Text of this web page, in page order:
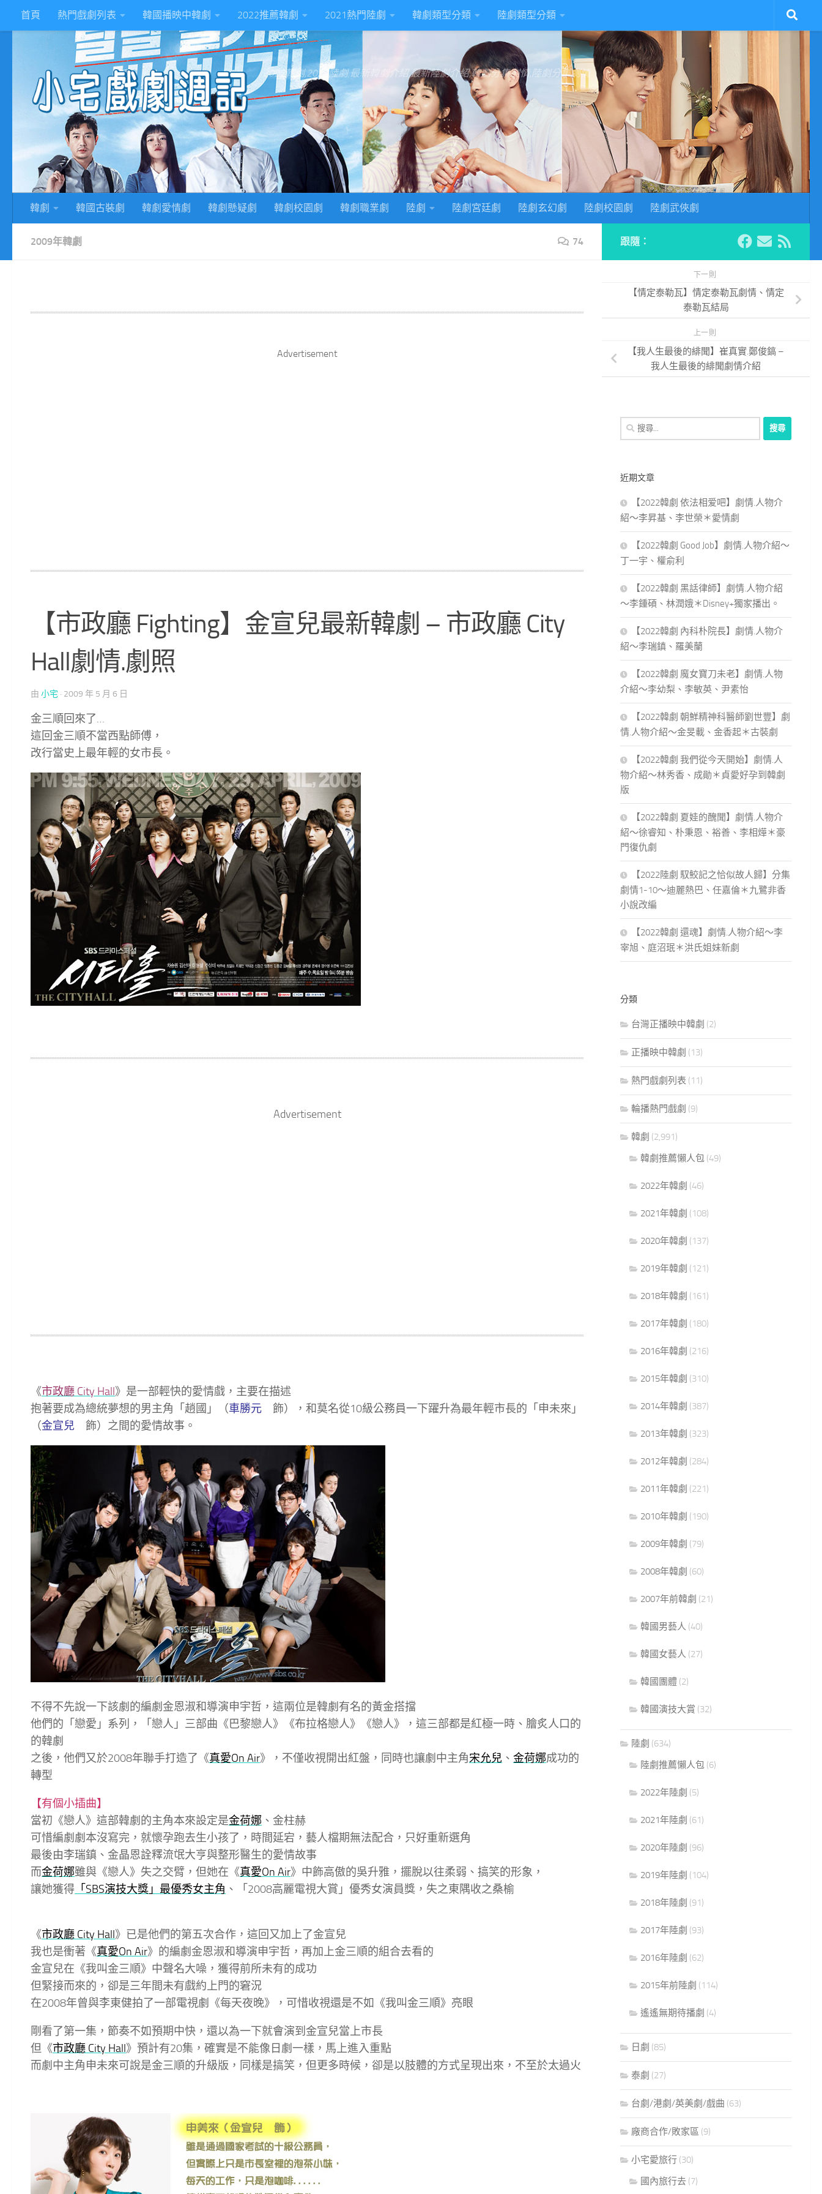
Skip to content
首頁 熱門戲劇列表 韓國播映中韓劇 2022推薦韓劇 2021熱門陸劇 韓劇類型分類 陸劇類型分類
2022韓劇,2022陸劇,最新韓劇介紹,最新陸劇介紹,韓劇分集劇情,陸劇分集劇情
韓劇 韓國古裝劇 韓劇愛情劇 韓劇懸疑劇 韓劇校園劇 韓劇職業劇 陸劇 陸劇宮廷劇 陸劇玄幻劇 陸劇校園劇 陸劇武俠劇
2009年韓劇 74
Advertisement
【市政廳 Fighting】金宣兒最新韓劇 – 市政廳 City
Hall劇情.劇照
由 小宅 · 2009 年 5 月 6 日
金三順回來了…
這回金三順不當西點師傅，
改行當史上最年輕的女市長。
Advertisement
《市政廳 City Hall》是一部輕快的愛情戲，主要在描述
抱著要成為總統夢想的男主角「趙國」（車勝元 飾），和莫名從10級公務員一下躍升為最年輕市長的「申未來」
（金宣兒 飾）之間的愛情故事。
不得不先說一下該劇的編劇金恩淑和導演申宇哲，這兩位是韓劇有名的黃金搭擋
他們的「戀愛」系列，「戀人」三部曲《巴黎戀人》《布拉格戀人》《戀人》，這三部都是紅極一時、膾炙人口的
的韓劇
之後，他們又於2008年聯手打造了《真愛On Air》，不僅收視開出紅盤，同時也讓劇中主角宋允兒 、 金荷娜成功的
轉型
【有個小插曲】
當初《戀人》這部韓劇的主角本來設定是金荷娜 、金柱赫
可惜編劇劇本沒寫完，就懷孕跑去生小孩了，時間延宕，藝人檔期無法配合，只好重新選角
最後由李瑞鎮、金晶恩詮釋流氓大亨與整形醫生的愛情故事
而金荷娜雖與《戀人》失之交臂，但她在《真愛On Air》中飾高傲的吳升雅，擺脫以往柔弱、搞笑的形象，
讓她獲得 「SBS演技大獎」最優秀女主角 、「2008高麗電視大賞」優秀女演員獎，失之東隅收之桑榆
《市政廳 City Hall》已是他們的第五次合作，這回又加上了金宣兒
我也是衝著《真愛On Air》的編劇金恩淑和導演申宇哲，再加上金三順的組合去看的
金宣兒在《我叫金三順》中聲名大噪，獲得前所未有的成功
但緊接而來的，卻是三年間未有戲約上門的窘況
在2008年曾與李東健拍了一部電視劇《每天夜晚》，可惜收視還是不如《我叫金三順》亮眼
剛看了第一集，節奏不如預期中快，還以為一下就會演到金宣兒當上市長
但《市政廳 City Hall》預計有20集，確實是不能像日劇一樣，馬上進入重點
而劇中主角申未來可說是金三順的升級版，同樣是搞笑，但更多時候，卻是以肢體的方式呈現出來，不至於太過火
跟隨：
下一則
【情定泰勒瓦】情定泰勒瓦劇情、情定
泰勒瓦結局
上一則
【我人生最後的緋聞】崔真實.鄭俊鎬 –
我人生最後的緋聞劇情介紹
搜
尋
字:
近期文章
【2022韓劇 依法相爱吧】劇情.人物介
紹～李昇基、李世榮＊愛情劇
【2022韓劇 Good Job】劇情.人物介紹～
丁一宇、權俞利
【2022韓劇 黑話律師】劇情.人物介紹
～李鍾碩、林潤娥＊Disney+獨家播出。
【2022韓劇 內科朴院長】劇情.人物介
紹～李瑞鎮、羅美蘭
【2022韓劇 魔女寶刀未老】劇情.人物
介紹～李幼梨、李敏英、尹素怡
【2022韓劇 朝鮮精神科醫師劉世豐】劇
情.人物介紹～金旻載、金香起＊古裝劇
【2022韓劇 我們從今天開始】劇情.人
物介紹～林秀香、成勛＊貞愛好孕到韓劇
版
【2022韓劇 夏娃的醜聞】劇情.人物介
紹～徐睿知、朴秉恩、裕善、李相燁＊豪
門復仇劇
【2022陸劇 馭鮫記之恰似故人歸】分集
劇情1-10～迪麗熱巴、任嘉倫＊九鷺非香
小說改編
【2022韓劇 還魂】劇情.人物介紹～李
宰旭、庭沼珉＊洪氏姐妹新劇
分類
台灣正播映中韓劇 (2)
正播映中韓劇 (13)
熱門戲劇列表 (11)
輪播熱門戲劇 (9)
韓劇 (2,991)
韓劇推薦懶人包 (49)
2022年韓劇 (46)
2021年韓劇 (108)
2020年韓劇 (137)
2019年韓劇 (121)
2018年韓劇 (161)
2017年韓劇 (180)
2016年韓劇 (216)
2015年韓劇 (310)
2014年韓劇 (387)
2013年韓劇 (323)
2012年韓劇 (284)
2011年韓劇 (221)
2010年韓劇 (190)
2009年韓劇 (79)
2008年韓劇 (60)
2007年前韓劇 (21)
韓國男藝人 (40)
韓國女藝人 (27)
韓國團體 (2)
韓國演技大賞 (32)
陸劇 (634)
陸劇推薦懶人包 (6)
2022年陸劇 (5)
2021年陸劇 (61)
2020年陸劇 (96)
2019年陸劇 (104)
2018年陸劇 (91)
2017年陸劇 (93)
2016年陸劇 (62)
2015年前陸劇 (114)
遙遙無期待播劇 (4)
日劇 (85)
泰劇 (27)
台劇/港劇/英美劇/戲曲 (63)
廠商合作/敗家區 (9)
小宅愛旅行 (30)
國內旅行去 (7)